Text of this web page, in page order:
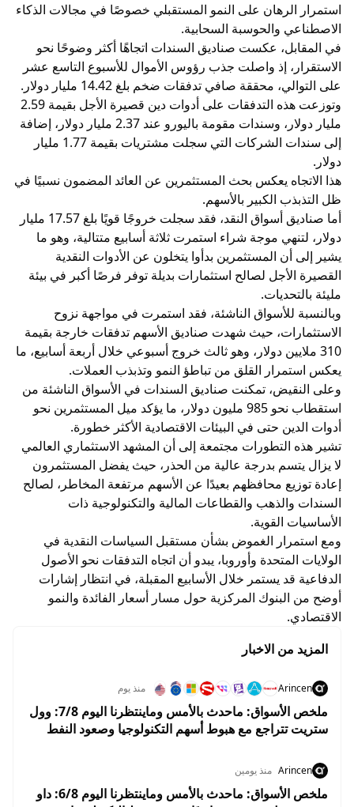
استمرار الرهان على النمو المستقبلي خصوصًا في مجالات الذكاء
الاصطناعي والحوسبة السحابية.
في المقابل، عكست صناديق السندات اتجاهًا أكثر وضوحًا نحو
الاستقرار، إذ واصلت جذب رؤوس الأموال للأسبوع التاسع عشر
على التوالي، محققة صافي تدفقات ضخم بلغ 14.42 مليار دولار.
وتوزعت هذه التدفقات على أدوات دين قصيرة الأجل بقيمة 2.59
مليار دولار، وسندات مقومة باليورو عند 2.37 مليار دولار، إضافة
إلى سندات الشركات التي سجلت مشتريات بقيمة 1.77 مليار
دولار.
هذا الاتجاه يعكس بحث المستثمرين عن العائد المضمون نسبيًا في
ظل التذبذب الكبير بالأسهم.
أما صناديق أسواق النقد، فقد سجلت خروجًا قويًا بلغ 17.57 مليار
دولار، لتنهي موجة شراء استمرت ثلاثة أسابيع متتالية، وهو ما
يشير إلى أن المستثمرين بدأوا يتخلون عن الأدوات النقدية
القصيرة الأجل لصالح استثمارات بديلة توفر فرصًا أكبر في بيئة
مليئة بالتحديات.
وبالنسبة للأسواق الناشئة، فقد استمرت في مواجهة نزوح
الاستثمارات، حيث شهدت صناديق الأسهم تدفقات خارجة بقيمة
310 ملايين دولار، وهو ثالث خروج أسبوعي خلال أربعة أسابيع، ما
يعكس استمرار القلق من تباطؤ النمو وتذبذب العملات.
وعلى النقيض، تمكنت صناديق السندات في الأسواق الناشئة من
استقطاب نحو 985 مليون دولار، ما يؤكد ميل المستثمرين نحو
أدوات الدين حتى في البيئات الاقتصادية الأكثر خطورة.
تشير هذه التطورات مجتمعة إلى أن المشهد الاستثماري العالمي
لا يزال يتسم بدرجة عالية من الحذر، حيث يفضل المستثمرون
إعادة توزيع محافظهم بعيدًا عن الأسهم مرتفعة المخاطر، لصالح
السندات والذهب والقطاعات المالية والتكنولوجية ذات
الأساسيات القوية.
ومع استمرار الغموض بشأن مستقبل السياسات النقدية في
الولايات المتحدة وأوروبا، يبدو أن اتجاه التدفقات نحو الأصول
الدفاعية قد يستمر خلال الأسابيع المقبلة، في انتظار إشارات
أوضح من البنوك المركزية حول مسار أسعار الفائدة والنمو
الاقتصادي.
المزيد من الاخبار
Arincen منذ يوم
ملخص الأسواق: ماحدث بالأمس وماينتظرنا اليوم 7/8: وول
ستريت تتراجع مع هبوط أسهم التكنولوجيا وصعود النفط
Arincen منذ يومين
ملخص الأسواق: ماحدث بالأمس وماينتظرنا اليوم 6/8: داو